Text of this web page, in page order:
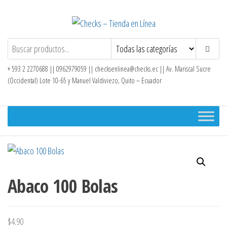
contenido
Checks – Tienda en Línea
+ 593 2 2270688 || 0962979059 || checksenlinea@checks.ec || Av. Mariscal Sucre
(Occidental) Lote 10-65 y Manuel Valdiviezo, Quito – Ecuador
Abaco 100 Bolas
$4.90